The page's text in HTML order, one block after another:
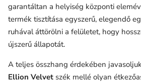
garantáltan a helyiség központi
termék tisztítása egyszerű, elegendő
ruhával áttörölni a felületet, hogy
újszerű állapotát.
A teljes összhang érdekében
Ellion Velvet szék mellé olyan